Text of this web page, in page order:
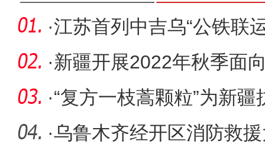
·江苏首列中吉乌“公铁联
·新疆开展2022年秋季面
进线上招
·“复方一枝蒿颗粒”为新
药民
·乌鲁木齐经开区消防救